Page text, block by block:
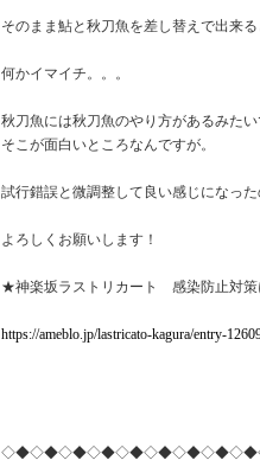
そのまま鮎と秋刀魚を差し替えで出来る
何かイマイチ。。。
秋刀魚には秋刀魚のやり方があるみたい
そこが面白いところなんですが。
試行錯誤と微調整して良い感じになっ
よろしくお願いします！
★神楽坂ラストリカート 感染防止対策
https://ameblo.jp/lastricato-kagura/entry-